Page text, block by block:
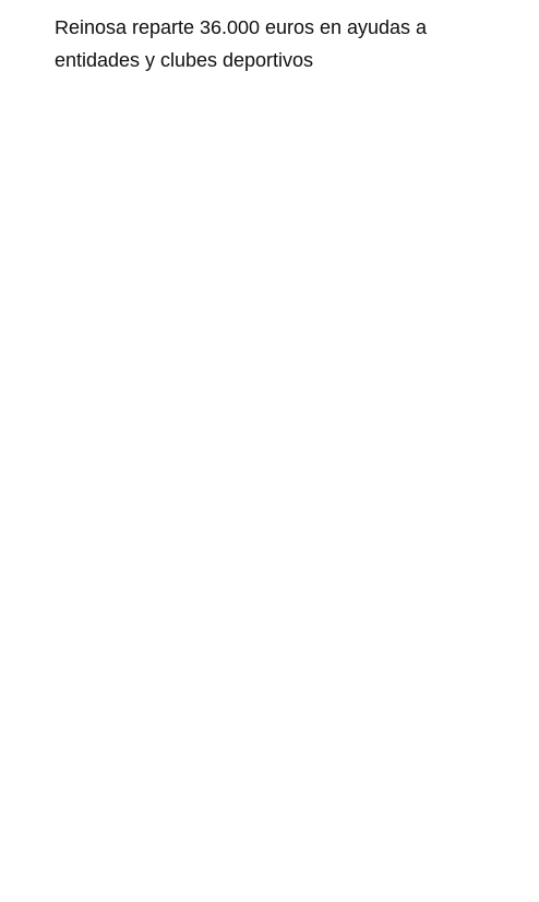
Reinosa reparte 36.000 euros en ayudas a
entidades y clubes deportivos